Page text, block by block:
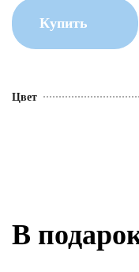
Купить
Цвет
В